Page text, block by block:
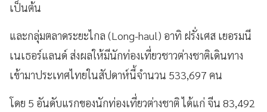
เป็นต้น
และกลุ่มตลาดระยะไกล (Long-haul) อาทิ ฝรั่งเศส เยอรมนี
เนเธอร์แลนด์ ส่งผลให้มีนักท่องเที่ยวชาวต่างชาติเดินทาง
เข้ามาประเทศไทยในสัปดาห์นี้จำนวน 533,697 คน
โดย 5 อันดับแรกของนักท่องเที่ยวต่างชาติ ได้แก่ จีน 83,492